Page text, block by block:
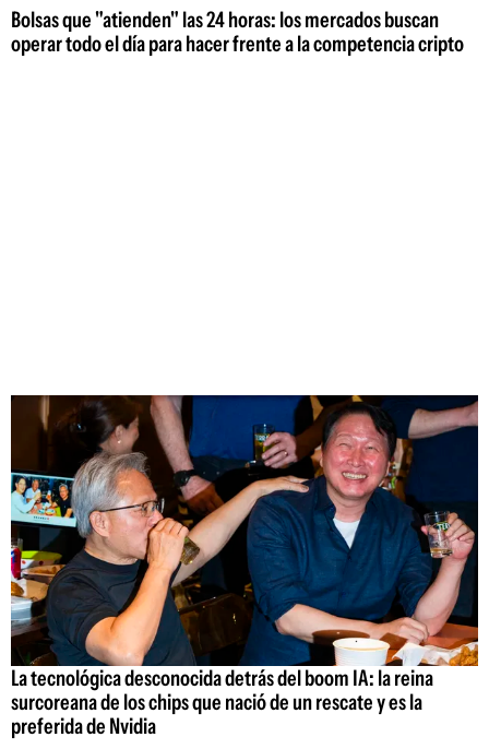
Bolsas que "atienden" las 24 horas: los mercados buscan
operar todo el día para hacer frente a la competencia cripto
La tecnológica desconocida detrás del boom IA: la reina
surcoreana de los chips que nació de un rescate y es la
preferida de Nvidia